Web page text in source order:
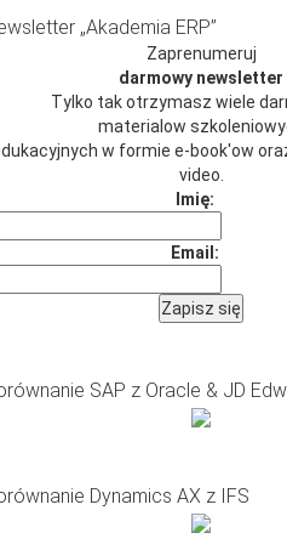
„Akademia ERP”
Zaprenumeruj
darmowy newsletter
Tylko tak otrzymasz wiele
materialow
w formie e-book'ow
video.
Imię:
Email:
SAP z Oracle & JD
Dynamics AX z IFS